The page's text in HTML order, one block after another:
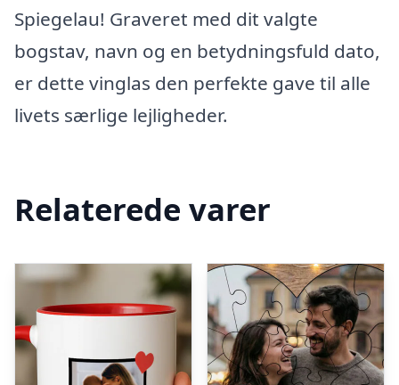
Spiegelau! Graveret med dit valgte
bogstav, navn og en betydningsfuld dato,
er dette vinglas den perfekte gave til alle
livets særlige lejligheder.
Relaterede varer